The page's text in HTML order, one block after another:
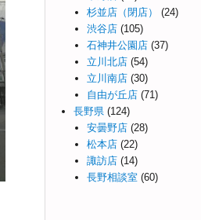
杉並店（閉店）
(24)
渋谷店(105)
石神井公園店(37)
立川北店(54)
立川南店(30)
自由が丘店(71)
長野県 (124)
安曇野店(28)
松本店(22)
諏訪店(14)
長野相談室(60)